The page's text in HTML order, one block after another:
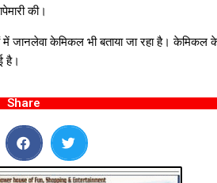
की।
केमिकल भी बताया जा रहा है। केमिकल
है।
Share